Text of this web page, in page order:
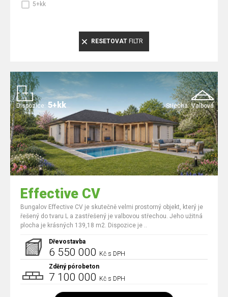
5+kk
RESETOVAT FILTR
Střecha: Valbová
Dispozice: 5+kk
Effective CV
Bungalov Effective CV je skutečně velmi prostorný objekt, který je
řešený do tvaru L a zastřešený je valbovou střechou. Jeho užitná
plocha je krásných 139,18 m2. Dispozice je ..
Dřevostavba
6 550 000 Kč s DPH
Zděný pórobeton
7 100 000 Kč s DPH